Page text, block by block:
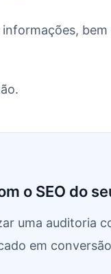
o SEO do
uma auditoria
em